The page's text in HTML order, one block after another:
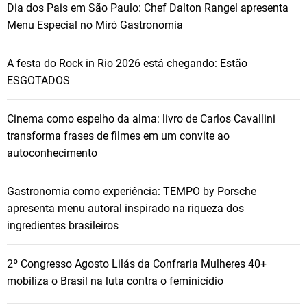
Dia dos Pais em São Paulo: Chef Dalton Rangel apresenta
Menu Especial no Miró Gastronomia
A festa do Rock in Rio 2026 está chegando: Estão
ESGOTADOS
Cinema como espelho da alma: livro de Carlos Cavallini
transforma frases de filmes em um convite ao
autoconhecimento
Gastronomia como experiência: TEMPO by Porsche
apresenta menu autoral inspirado na riqueza dos
ingredientes brasileiros
2º Congresso Agosto Lilás da Confraria Mulheres 40+
mobiliza o Brasil na luta contra o feminicídio